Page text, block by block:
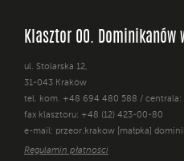
Klasztor OO. Dominikanów
ul. Stolarska 12,
31-043 Kraków
tel. kom. +48 694 480 588 / centrala:
fax klasztoru: +48 (12) 423-00-80
e-mail: przeor.krakow [małpka]
Regulamin płatności